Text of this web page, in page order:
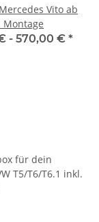
Vito ab
Montage
- 570,00 € *